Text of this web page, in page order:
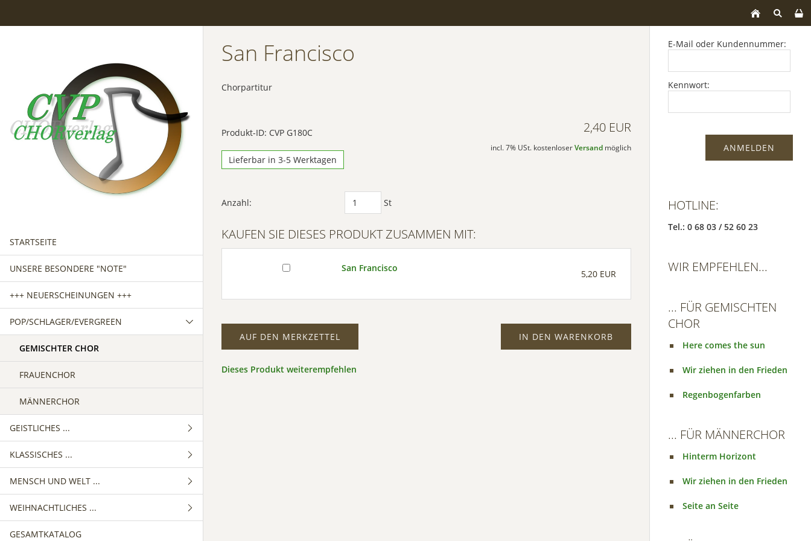
STARTSEITE
UNSERE BESONDERE "NOTE"
+++ NEUERSCHEINUNGEN +++
POP/SCHLAGER/EVERGREEN
GEMISCHTER CHOR
FRAUENCHOR
MÄNNERCHOR
GEISTLICHES ...
GEMISCHTER CHOR
FRAUENCHOR
MÄNNERCHOR
KLASSISCHES ...
GEMISCHTER CHOR
FRAUENCHOR
MÄNNERCHOR
MENSCH UND WELT ...
GEMISCHTER CHOR
FRAUENCHOR
WEIHNACHTLICHES ...
GEMISCHTER CHOR
GESAMTKATALOG
San Francisco
Chorpartitur
Produkt-ID: CVP G180C
Lieferbar in 3-5 Werktagen
2,40 EUR
incl. 7% USt. kostenloser Versandmöglich
Anzahl: St
KAUFEN SIE DIESES PRODUKT ZUSAMMEN MIT:
San Francisco
5,20 EUR
IN DEN WARENKORB
AUF DEN MERKZETTEL
Dieses Produkt weiterempfehlen
E-Mail oder Kundennummer:
Kennwort:
HOTLINE:
Tel.: 0 68 03 / 52 60 23
WIR EMPFEHLEN...
... FÜR GEMISCHTEN
CHOR
Here comes the sun
Wir ziehen in den Frieden
Regenbogenfarben
... FÜR MÄNNERCHOR
Hinterm Horizont
Wir ziehen in den Frieden
Seite an Seite